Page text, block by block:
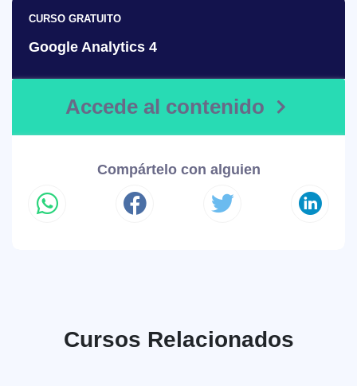
CURSO GRATUITO
Google Analytics 4
Accede al contenido
Compártelo con alguien
Cursos Relacionados